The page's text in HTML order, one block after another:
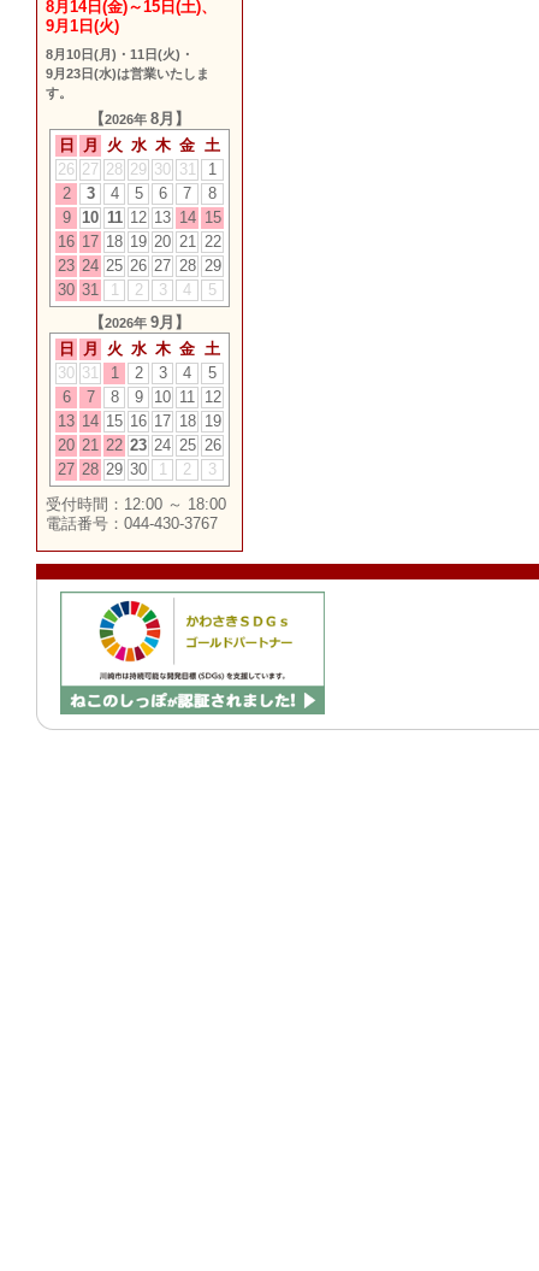
8月14日(金)～15日(土)、
9月1日(火)
8月10日(月) ・ 11日(火) ・
9月23日(水)は営業いたしま
す。
【2026年 8月】
日
月 火 水 木 金 土
26 27 28 29 30 31
1
2
3 4 5 6 7
8
9
10 11 12 13 14 15
16 17 18 19 20 21 22
23 24 25 26 27 28 29
30 31 1 2 3 4
5
【2026年 9月】
日
月 火 水 木 金 土
30 31 1 2 3 4
5
6
7 8 9 10 11 12
13 14 15 16 17 18 19
20 21 22 23 24 25 26
27 28 29 30 1 2
3
受付時間：12:00 ～ 18:00
電話番号：044-430-3767